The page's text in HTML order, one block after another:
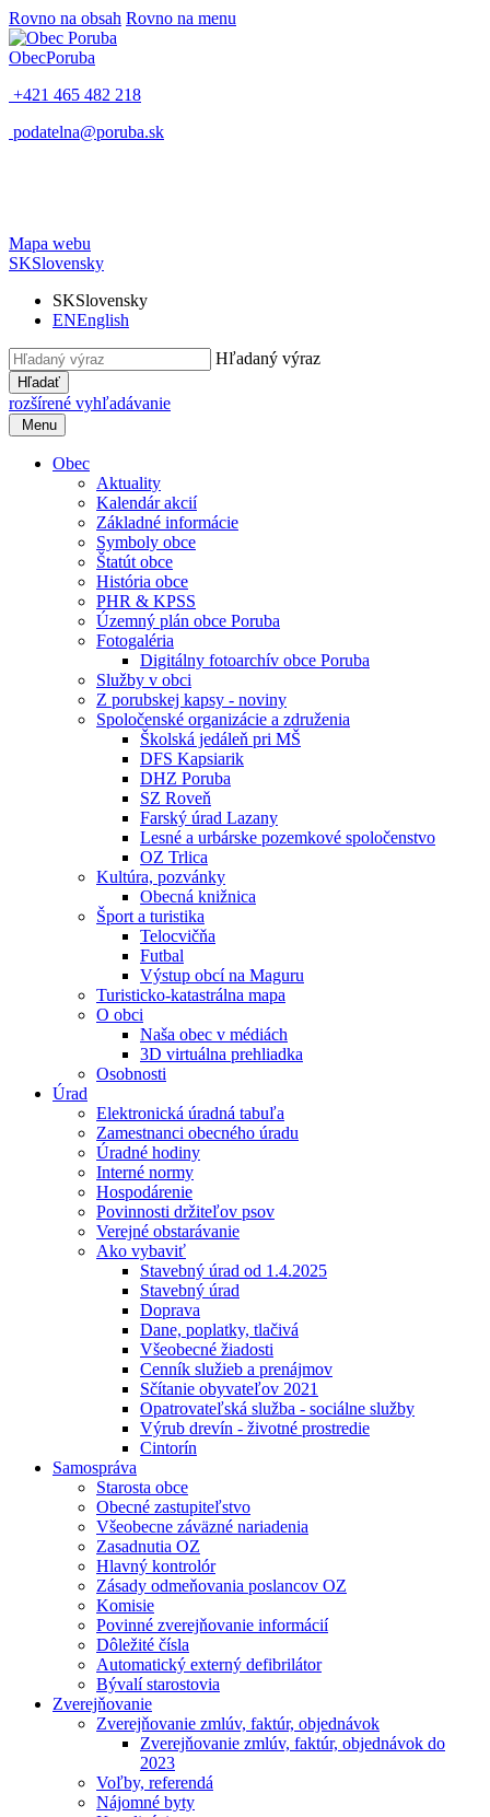
Rovno na obsah Rovno na menu
ObecPoruba
+421 465 482 218
podatelna@poruba.sk
Mapa webu
SKSlovensky
SKSlovensky
ENEnglish
Hľadaný výraz
Hľadať
rozšírené vyhľadávanie
Menu
Obec
Aktuality
Kalendár akcií
Základné informácie
Symboly obce
Štatút obce
História obce
PHR & KPSS
Územný plán obce Poruba
Fotogaléria
Digitálny fotoarchív obce Poruba
Služby v obci
Z porubskej kapsy - noviny
Spoločenské organizácie a združenia
Školská jedáleň pri MŠ
DFS Kapsiarik
DHZ Poruba
SZ Roveň
Farský úrad Lazany
Lesné a urbárske pozemkové spoločenstvo
OZ Trlica
Kultúra, pozvánky
Obecná knižnica
Šport a turistika
Telocvičňa
Futbal
Výstup obcí na Maguru
Turisticko-katastrálna mapa
O obci
Naša obec v médiách
3D virtuálna prehliadka
Osobnosti
Úrad
Elektronická úradná tabuľa
Zamestnanci obecného úradu
Úradné hodiny
Interné normy
Hospodárenie
Povinnosti držiteľov psov
Verejné obstarávanie
Ako vybaviť
Stavebný úrad od 1.4.2025
Stavebný úrad
Doprava
Dane, poplatky, tlačivá
Všeobecné žiadosti
Cenník služieb a prenájmov
Sčítanie obyvateľov 2021
Opatrovateľská služba - sociálne služby
Výrub drevín - životné prostredie
Cintorín
Samospráva
Starosta obce
Obecné zastupiteľstvo
Všeobecne záväzné nariadenia
Zasadnutia OZ
Hlavný kontrolór
Zásady odmeňovania poslancov OZ
Komisie
Povinné zverejňovanie informácií
Dôležité čísla
Automatický externý defibrilátor
Bývalí starostovia
Zverejňovanie
Zverejňovanie zmlúv, faktúr, objednávok
Zverejňovanie zmlúv, faktúr, objednávok do
2023
Voľby, referendá
Nájomné byty